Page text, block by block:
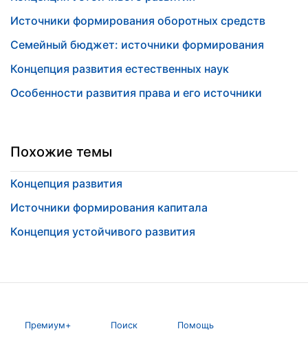
Источники формирования оборотных средств
Семейный бюджет: источники формирования
Концепция развития естественных наук
Особенности развития права и его источники
Похожие темы
Концепция развития
Источники формирования капитала
Концепция устойчивого развития
Премиум+ Поиск Помощь